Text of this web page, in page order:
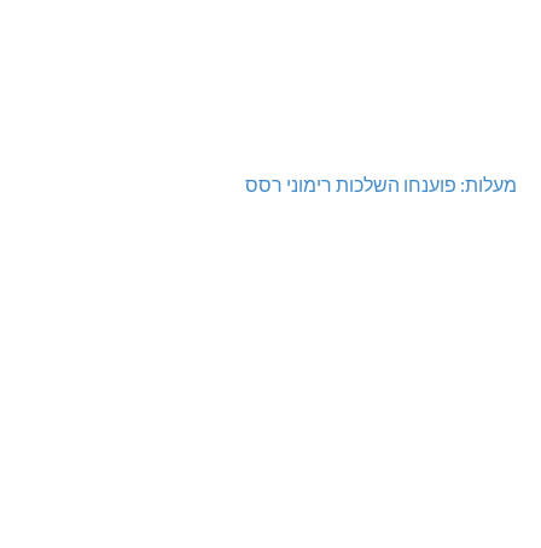
מעלות: פוענחו השלכות רימוני רסס